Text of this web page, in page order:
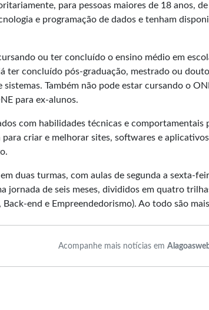
para pessoas maiores de 18 anos,
e programação de dados e tenham
ou ter concluído o ensino médio em
ter concluído pós-graduação, mestrado ou
Também não pode estar cursando o
para ex-alunos.
com habilidades técnicas e comportamentais
criar e melhorar sites, softwares e
duas turmas, com aulas de segunda a sexta-
jornada de seis meses, divididos em quatro
end e Empreendedorismo). Ao todo são
Acompanhe mais notícias em